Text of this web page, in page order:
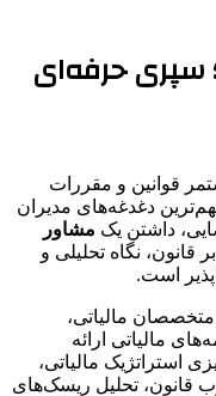
سپری حرفه‌ای
قوانین و مقررات
دغدغه‌های مدیران
داشتن یک مشاور
قانون، نگاه تحلیلی و
است.
متخصصان مالیاتی،
مالیاتی ارائه
استراتژیک مالیاتی،
قانون، تحلیل ریسک‌های